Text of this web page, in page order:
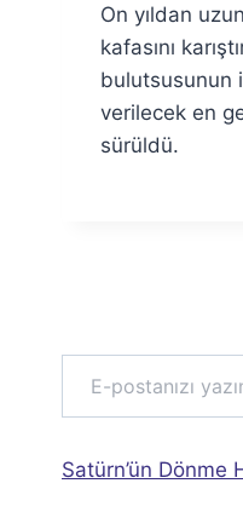
Fuat
Özyar
On yıldan
kafasını
bulutsusunun
verilecek en
sürüldü.
E-postanızı yazın…
Satürn’ün Dönme